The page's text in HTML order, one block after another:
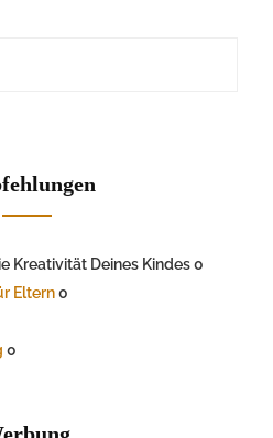
Kreativität Deines Kindes 0
Eltern0
0